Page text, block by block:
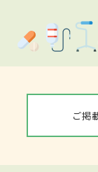
ご掲